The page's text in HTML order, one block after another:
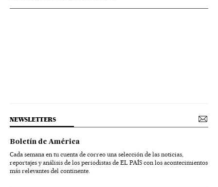
NEWSLETTERS
Boletín de América
Cada semana en tu cuenta de correo una selección de las noticias,
reportajes y análisis de los periodistas de EL PAÍS con los acontecimientos
más relevantes del continente.